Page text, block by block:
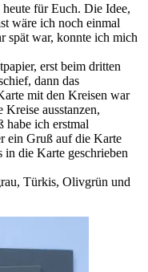
für Euch. Die Idee,
wäre ich noch einmal
spät war, konnte ich mich
erst beim dritten
dann das
mit den Kreisen war
Kreise ausstanzen,
habe ich erstmal
ein Gruß auf die Karte
in die Karte geschrieben
Türkis, Olivgrün und